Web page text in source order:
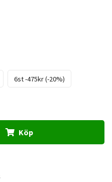
6st -475kr (-20%)
Köp